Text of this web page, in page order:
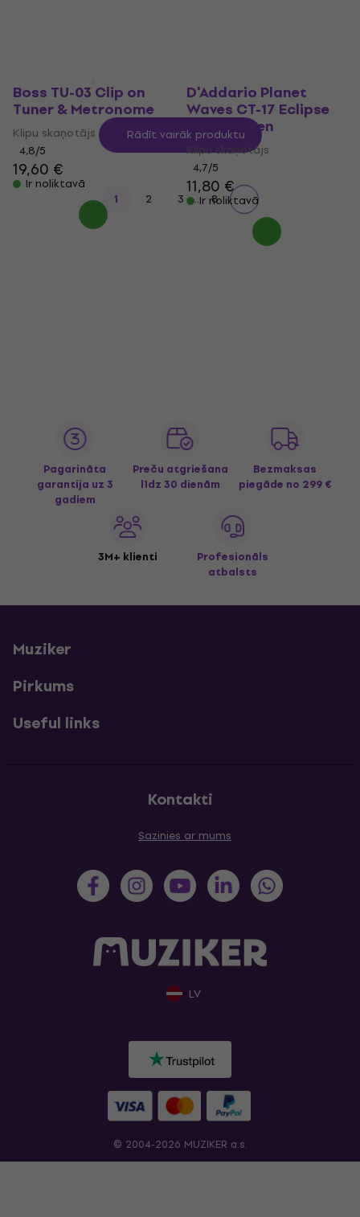
Boss TU-03 Clip on
Tuner & Metronome
Klipu skaņotājs
4,8/5
19,60 €
Ir noliktavā
D'Addario Planet
Waves CT-17 Eclipse
Tuner Green
Klipu skaņotājs
4,7/5
11,80 €
Ir noliktavā
Rādīt vairāk produktu
1 2 3 ... 8
Pagarināta
garantija uz 3
gadiem
Preču atgriešana
līdz 30 dienām
Bezmaksas
piegāde no 299 €
3M+ klienti
Profesionāls
atbalsts
Muziker
Pirkums
Useful links
Kontakti
Sazinies ar mums
LV
© 2004-2026 MUZIKER a.s.